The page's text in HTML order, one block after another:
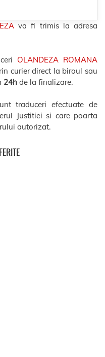
va fi trimis la adresa
OLANDEZA ROMANA
curier direct la biroul sau
24h de la finalizare.
traduceri efectuate de
Justitiei si care poarta
autorizat.